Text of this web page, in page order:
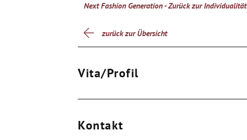
Next Fashion Generation - Zurück zur Individualität
zurück zur Übersicht
Vita/Profil
Kontakt